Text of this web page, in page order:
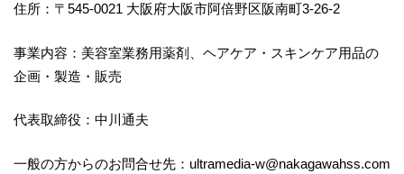
住所：〒545-0021 大阪府大阪市阿倍野区阪南町3-26-2
事業内容：美容室業務用薬剤、ヘアケア・スキンケア用品の
企画・製造・販売
代表取締役：中川通夫
一般の方からのお問合せ先：ultramedia-w@nakagawahss.com